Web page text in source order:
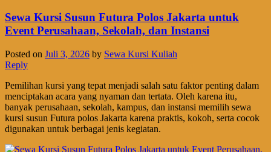
Sewa Kursi Susun Futura Polos Jakarta untuk
Event Perusahaan, Sekolah, dan Instansi
Posted on Juli 3, 2026 by Sewa Kursi Kuliah
Reply
Pemilihan kursi yang tepat menjadi salah satu faktor penting dalam
menciptakan acara yang nyaman dan tertata. Oleh karena itu,
banyak perusahaan, sekolah, kampus, dan instansi memilih sewa
kursi susun Futura polos Jakarta karena praktis, kokoh, serta cocok
digunakan untuk berbagai jenis kegiatan.